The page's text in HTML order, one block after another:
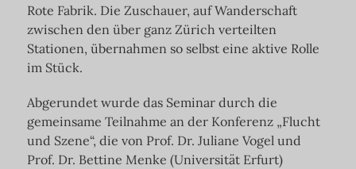
Rote Fabrik. Die Zuschauer, auf Wanderschaft
zwischen den über ganz Zürich verteilten
Stationen, übernahmen so selbst eine aktive Rolle
im Stück.
Abgerundet wurde das Seminar durch die
gemeinsame Teilnahme an der Konferenz „Flucht
und Szene“, die von Prof. Dr. Juliane Vogel und
Prof. Dr. Bettine Menke (Universität Erfurt)